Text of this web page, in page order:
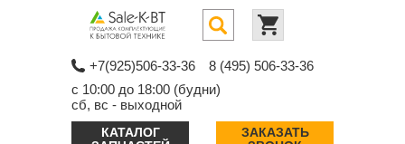
+7(925)506-33-36
8 (495) 506-33-36
с 10:00 до 18:00 (будни)
сб, вс - выходной
КАТАЛОГ
ЗАКАЗАТЬ